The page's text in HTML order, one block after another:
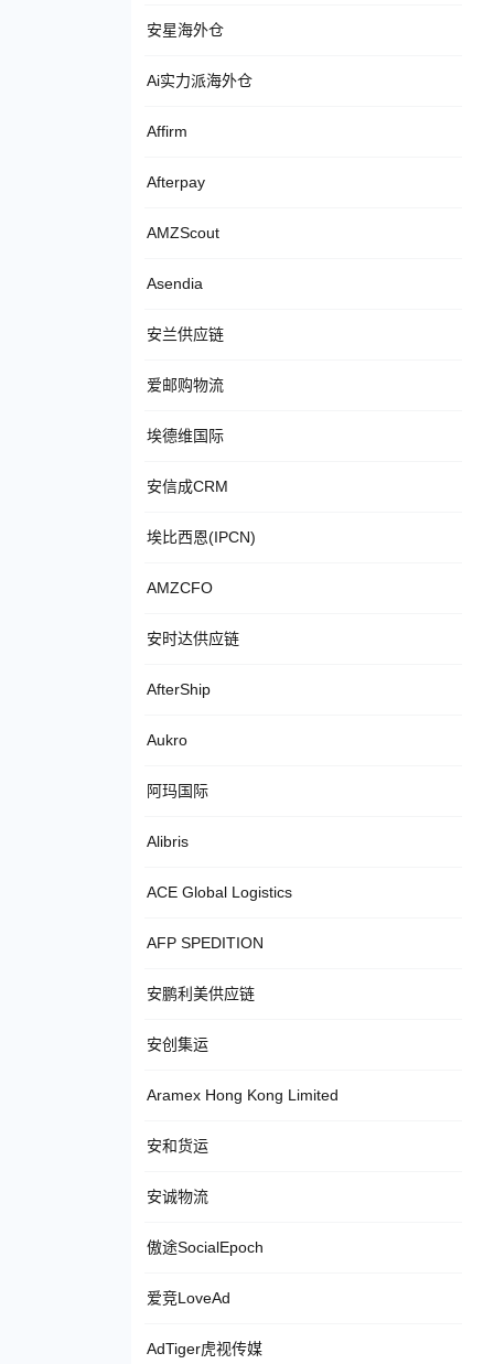
安星海外仓
Ai实力派海外仓
Affirm
Afterpay
AMZScout
Asendia
安兰供应链
爱邮购物流
埃德维国际
安信成CRM
埃比西恩(IPCN)
AMZCFO
安时达供应链
AfterShip
Aukro
阿玛国际
Alibris
ACE Global Logistics
AFP SPEDITION
安鹏利美供应链
安创集运
Aramex Hong Kong Limited
安和货运
安诚物流
傲途SocialEpoch
爱竞LoveAd
AdTiger虎视传媒